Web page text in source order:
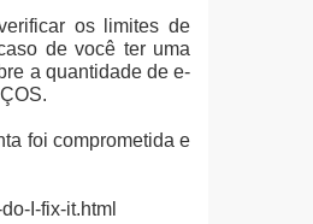
os limites de
de você ter uma
a quantidade de e-
foi comprometida e
I-fix-it.html